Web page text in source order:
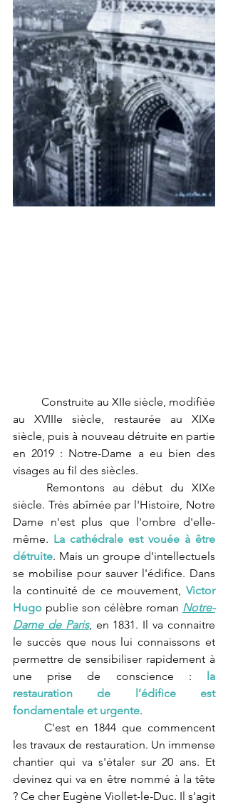
Construite au XIIe siècle, modifiée
au XVIIIe siècle, restaurée au XIXe
siècle, puis à nouveau détruite en partie
en 2019 : Notre-Dame a eu bien des
visages au fil des siècles.
Remontons au début du XIXe
siècle. Très abîmée par l'Histoire, Notre
Dame n'est plus que l'ombre d'elle-
même. La cathédrale est vouée à être
détruite. Mais un groupe d'intellectuels
se mobilise pour sauver l'édifice. Dans
la continuité de ce mouvement, Victor
Hugo publie son célèbre roman Notre-
Dame de Paris, en 1831. Il va connaitre
le succès que nous lui connaissons et
permettre de sensibiliser rapidement à
une prise de conscience : la
restauration de l’édifice est
fondamentale et urgente.
C'est en 1844 que commencent
les travaux de restauration. Un immense
chantier qui va s'étaler sur 20 ans. Et
devinez qui va en être nommé à la tête
? Ce cher Eugène Viollet-le-Duc. Il s'agit